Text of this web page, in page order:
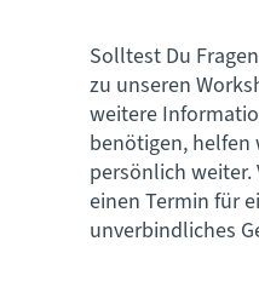
Solltest Du
zu unseren
weitere
benötigen, helfen
persönlich weiter.
einen Termin für
unverbindliches